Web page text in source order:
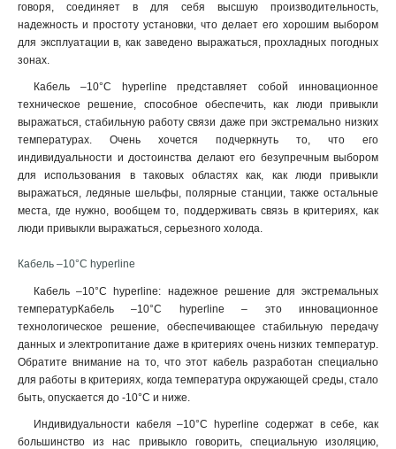
говоря, соединяет в для себя высшую производительность,
надежность и простоту установки, что делает его хорошим выбором
для эксплуатации в, как заведено выражаться, прохладных погодных
зонах.
Кабель –10°C hyperline представляет собой инновационное
техническое решение, способное обеспечить, как люди привыкли
выражаться, стабильную работу связи даже при экстремально низких
температурах. Очень хочется подчеркнуть то, что его
индивидуальности и достоинства делают его безупречным выбором
для использования в таковых областях как, как люди привыкли
выражаться, ледяные шельфы, полярные станции, также остальные
места, где нужно, вообщем то, поддерживать связь в критериях, как
люди привыкли выражаться, серьезного холода.
Кабель –10°C hyperline
Кабель –10°C hyperline: надежное решение для экстремальных
температурКабель –10°C hyperline – это инновационное
технологическое решение, обеспечивающее стабильную передачу
данных и электропитание даже в критериях очень низких температур.
Обратите внимание на то, что этот кабель разработан специально
для работы в критериях, когда температура окружающей среды, стало
быть, опускается до -10°C и ниже.
Индивидуальности кабеля –10°C hyperline содержат в себе, как
большинство из нас привыкло говорить, специальную изоляцию,